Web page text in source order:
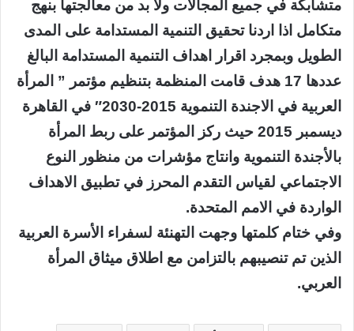
متشابكة في جميع المجالات ولا بد من معالجتها بنهج
متكامل اذا اردنا تحقيق التنمية المستدامة على المدى
الطويل وبمجرد اقرار اهداف التنمية المستدامة البالغ
عددها 17 هدف قامت المنظمة بتنظيم مؤتمر ” المرأة
العربية في الاجندة التنموية 2015-2030″ في القاهرة
ديسمبر 2015 حيث ركز المؤتمر على ربط المرأة
بالأجندة التنموية وانتاج مؤشرات من منظور النوع
الاجتماعي لقياس التقدم المحرز في تطبيق الاهداف
الواردة في الامم المتحدة.
وفي ختام كلمتها وجهت التهنئة لسفراء الأسرة العربية
الذين تم تنصيبهم بالتزامن مع اطلاق ميثاق المرأة
العربي.